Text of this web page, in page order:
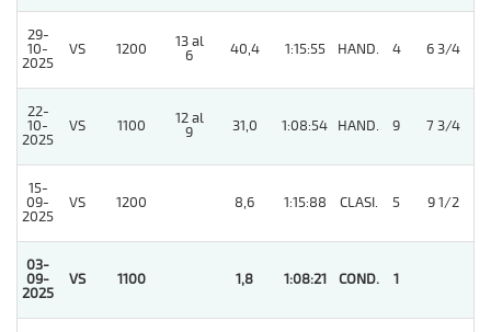
29-
10-
2025
VS 1200
13 al
6
40,4 1:15:55 HAND. 4 6 3/4
22-
10-
2025
VS 1100
12 al
9
31,0 1:08:54 HAND. 9 7 3/4
15-
09-
2025
VS 1200 8,6 1:15:88 CLASI. 5 9 1/2
03-
09-
2025
VS 1100 1,8 1:08:21 COND. 1